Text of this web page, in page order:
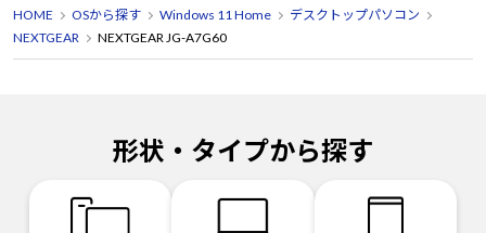
HOME OSから探す Windows 11 Home
デスクトップパソコン
NEXTGEAR
NEXTGEAR JG-A7G60
形状・タイプから探す